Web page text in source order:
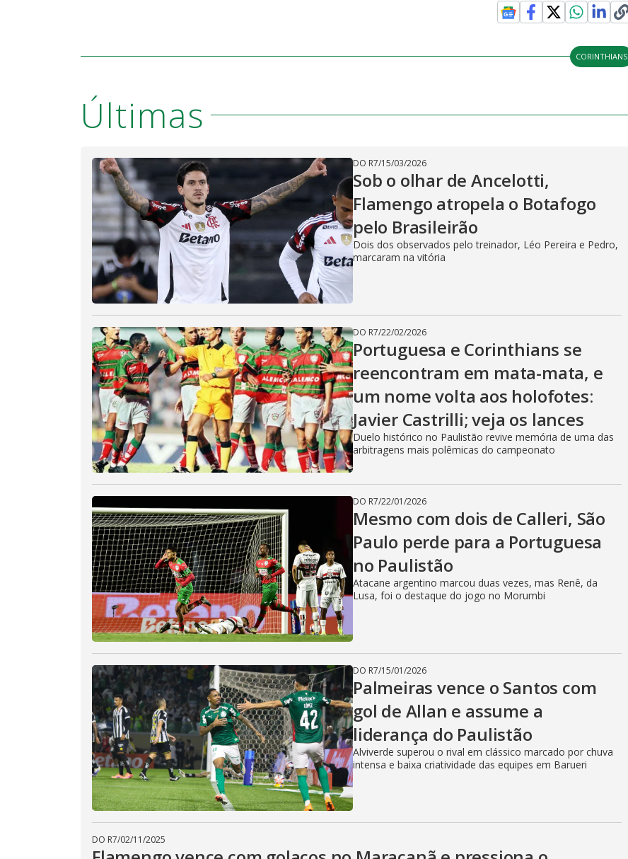
CORINTHIANS
Últimas
DO R7/15/03/2026
Sob o olhar de Ancelotti,
Flamengo atropela o Botafogo
pelo Brasileirão
Dois dos observados pelo treinador, Léo Pereira e Pedro,
marcaram na vitória
DO R7/22/02/2026
Portuguesa e Corinthians se
reencontram em mata-mata, e
um nome volta aos holofotes:
Javier Castrilli; veja os lances
Duelo histórico no Paulistão revive memória de uma das
arbitragens mais polêmicas do campeonato
DO R7/22/01/2026
Mesmo com dois de Calleri, São
Paulo perde para a Portuguesa
no Paulistão
Atacane argentino marcou duas vezes, mas Renê, da
Lusa, foi o destaque do jogo no Morumbi
DO R7/15/01/2026
Palmeiras vence o Santos com
gol de Allan e assume a
liderança do Paulistão
Alviverde superou o rival em clássico marcado por chuva
intensa e baixa criatividade das equipes em Barueri
DO R7/02/11/2025